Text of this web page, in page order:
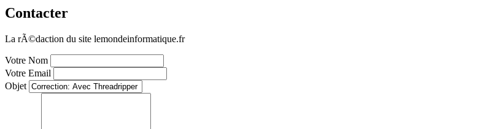
Contacter
La rÃ©daction du site lemondeinformatique.fr
Votre Nom
Votre Email
Objet